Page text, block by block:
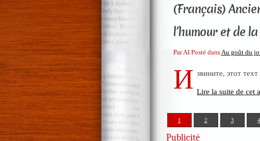
(Français)
l’humour et de
Par AI Posté dans Au goût du
И звините, этот
Lire la suite de cet
1 2 3 4
Publicité